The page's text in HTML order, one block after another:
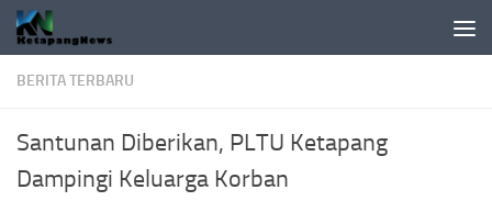
Skip to content
BERITA TERBARU
Santunan Diberikan, PLTU Ketapang
Dampingi Keluarga Korban